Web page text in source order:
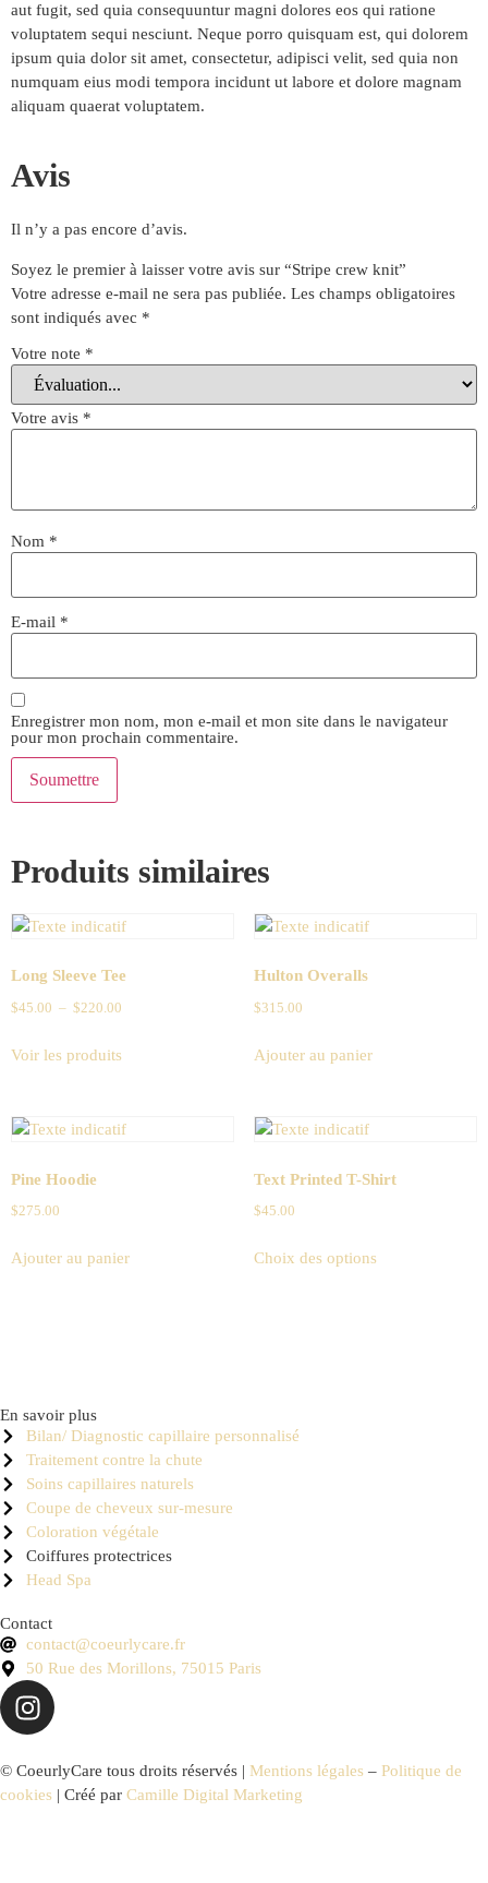
aut fugit, sed quia consequuntur magni dolores eos qui ratione
voluptatem sequi nesciunt. Neque porro quisquam est, qui dolorem
ipsum quia dolor sit amet, consectetur, adipisci velit, sed quia non
numquam eius modi tempora incidunt ut labore et dolore magnam
aliquam quaerat voluptatem.
Avis
Il n’y a pas encore d’avis.
Soyez le premier à laisser votre avis sur “Stripe crew knit”
Votre adresse e-mail ne sera pas publiée. Les champs obligatoires
sont indiqués avec *
Votre note *
Votre avis *
Nom *
E-mail *
Enregistrer mon nom, mon e-mail et mon site dans le navigateur
pour mon prochain commentaire.
Produits similaires
Long Sleeve Tee
$45.00 – $220.00
Voir les produits
Hulton Overalls
$315.00
Ajouter au panier
Pine Hoodie
$275.00
Ajouter au panier
Text Printed T-Shirt
$45.00
Choix des options
En savoir plus
Bilan/ Diagnostic capillaire personnalisé
Traitement contre la chute
Soins capillaires naturels
Coupe de cheveux sur-mesure
Coloration végétale
Coiffures protectrices
Head Spa
Contact
contact@coeurlycare.fr
50 Rue des Morillons, 75015 Paris
© CoeurlyCare tous droits réservés | Mentions légales – Politique de
cookies | Créé par Camille Digital Marketing